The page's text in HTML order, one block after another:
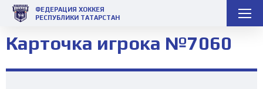
ФЕДЕРАЦИЯ ХОККЕЯ
РЕСПУБЛИКИ ТАТАРСТАН
Карточка игрока №7060